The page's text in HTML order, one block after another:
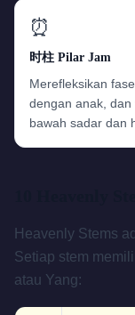
⏰
时柱 Pilar Jam
Merefleksikan
dengan anak,
bawah sadar dan
Heavenly Stems
Setiap stem
atau Yang: